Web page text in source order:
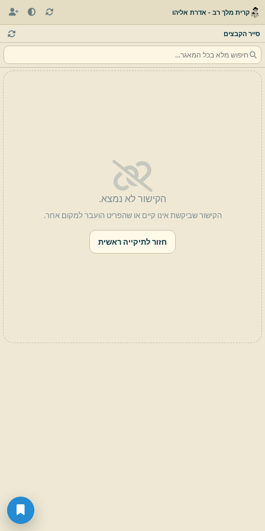
קרית מלך רב - אדרת אליהו
סייר הקבצים
הקישור לא נמצא.
הקישור שביקשת אינו קיים או שהפריט הועבר למקום אחר.
חזור לתיקייה ראשית